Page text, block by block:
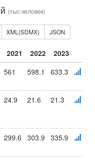
(тыс.человек)
XML(SDMX) JSON
2021 2022
2023
561 598.1 633.3
24.9 21.6 21.3
299.6 303.9 335.9